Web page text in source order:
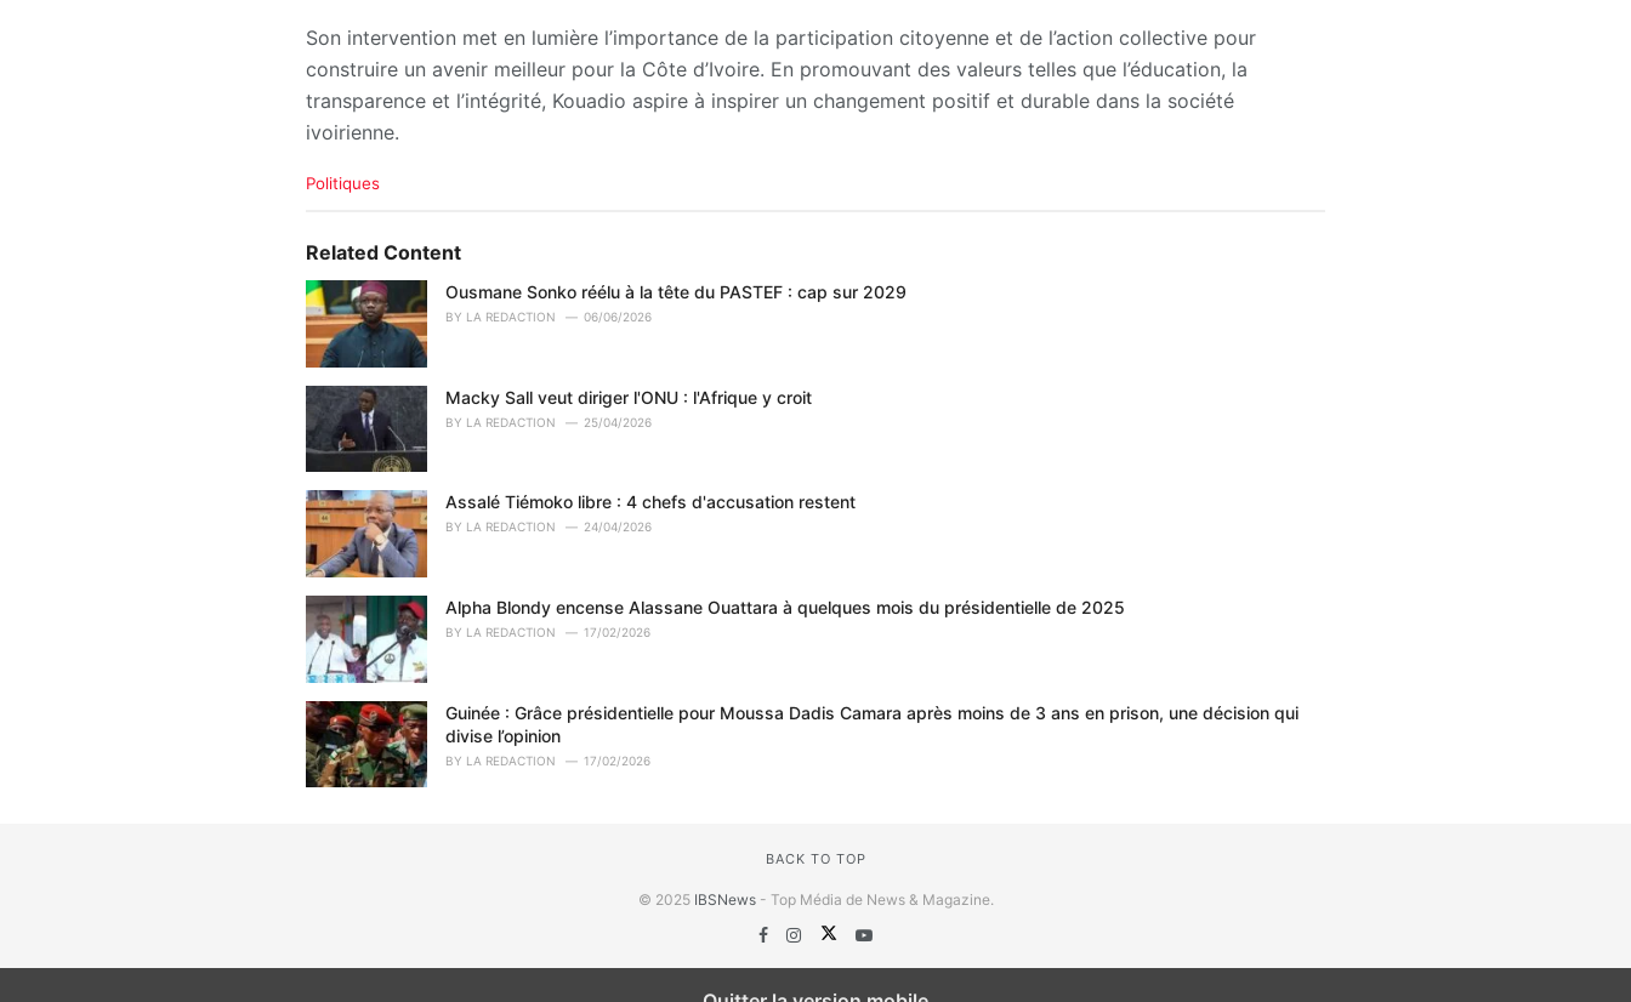
Son intervention met en lumière l’importance de la participation citoyenne et de l’action collective pour
construire un avenir meilleur pour la Côte d’Ivoire. En promouvant des valeurs telles que l’éducation, la
transparence et l’intégrité, Kouadio aspire à inspirer un changement positif et durable dans la société
ivoirienne.
C
e
o
r
i
:
Politiques
Related Content
Ousmane Sonko réélu à la tête du PASTEF : cap sur 2029
BY LA REDACTION 06/06/2026
Macky Sall veut diriger l'ONU : l'Afrique y croit
BY LA REDACTION 25/04/2026
Assalé Tiémoko libre : 4 chefs d'accusation restent
BY LA REDACTION 24/04/2026
Alpha Blondy encense Alassane Ouattara à quelques mois du présidentielle de 2025
BY LA REDACTION 17/02/2026
Guinée : Grâce présidentielle pour Moussa Dadis Camara après moins de 3 ans en prison, une décision qui
divise l’opinion
BY LA REDACTION 17/02/2026
BACK TO TOP
© 2025 IBSNews- Top Média de News & Magazine.